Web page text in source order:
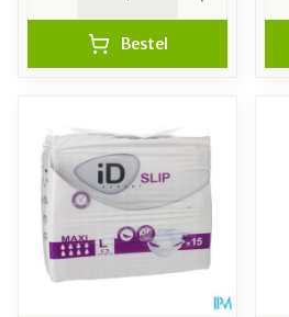
Bestel